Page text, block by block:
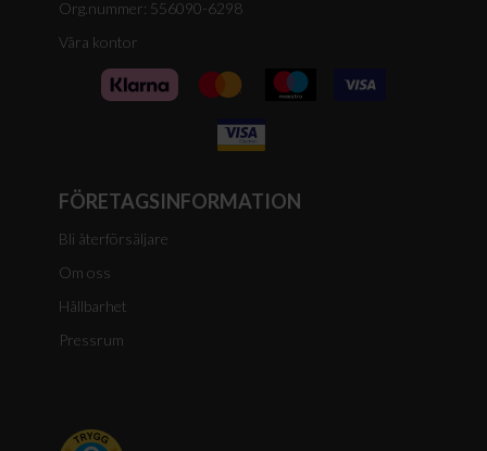
Org.nummer: 556090-6298
Våra kontor
FÖRETAGSINFORMATION
Bli återförsäljare
Om oss
Hållbarhet
Pressrum